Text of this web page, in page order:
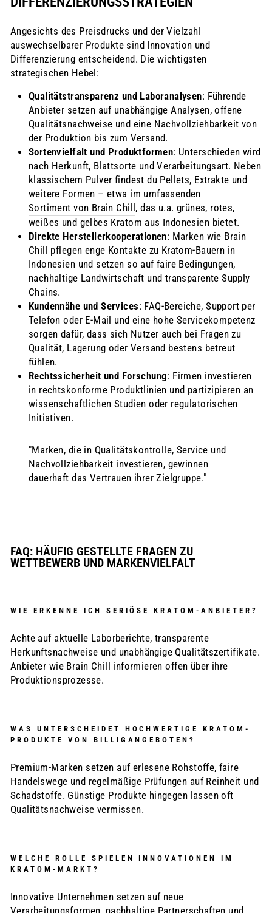
Angesichts des Preisdrucks und der Vielzahl
auswechselbarer Produkte sind Innovation und
Differenzierung entscheidend. Die wichtigsten
strategischen Hebel:
Qualitätstransparenz und Laboranalysen: Führende
Anbieter setzen auf unabhängige Analysen, offene
Qualitätsnachweise und eine Nachvollziehbarkeit von
der Produktion bis zum Versand.
Sortenvielfalt und Produktformen: Unterschieden wird
nach Herkunft, Blattsorte und Verarbeitungsart. Neben
klassischem Pulver findest du Pellets, Extrakte und
weitere Formen – etwa im umfassenden
Sortiment von Brain Chill , das u.a. grünes, rotes,
weißes und gelbes Kratom aus Indonesien bietet.
Direkte Herstellerkooperationen: Marken wie Brain
Chill pflegen enge Kontakte zu Kratom-Bauern in
Indonesien und setzen so auf faire Bedingungen,
nachhaltige Landwirtschaft und transparente Supply
Chains.
Kundennähe und Services: FAQ-Bereiche, Support per
Telefon oder E-Mail und eine hohe Servicekompetenz
sorgen dafür, dass sich Nutzer auch bei Fragen zu
Qualität, Lagerung oder Versand bestens betreut
fühlen.
Rechtssicherheit und Forschung: Firmen investieren
in rechtskonforme Produktlinien und partizipieren an
wissenschaftlichen Studien oder regulatorischen
Initiativen.
"Marken, die in Qualitätskontrolle, Service und
Nachvollziehbarkeit investieren, gewinnen
dauerhaft das Vertrauen ihrer Zielgruppe."
FAQ: HÄUFIG GESTELLTE FRAGEN ZU
WETTBEWERB UND MARKENVIELFALT
WIE ERKENNE ICH SERIÖSE KRATOM-ANBIETER?
Achte auf aktuelle Laborberichte, transparente
Herkunftsnachweise und unabhängige Qualitätszertifikate.
Anbieter wie Brain Chill informieren offen über ihre
Produktionsprozesse.
WAS UNTERSCHEIDET HOCHWERTIGE KRATOM-
PRODUKTE VON BILLIGANGEBOTEN?
Premium-Marken setzen auf erlesene Rohstoffe, faire
Handelswege und regelmäßige Prüfungen auf Reinheit und
Schadstoffe. Günstige Produkte hingegen lassen oft
Qualitätsnachweise vermissen.
WELCHE ROLLE SPIELEN INNOVATIONEN IM
KRATOM-MARKT?
Innovative Unternehmen setzen auf neue